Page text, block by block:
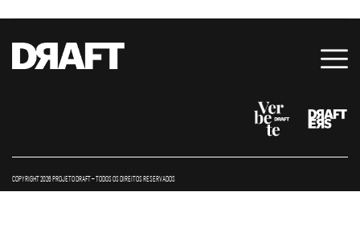
COPYRIGHT 2026 PROJETO DRAFT – TODOS OS DIREITOS RESERVADOS